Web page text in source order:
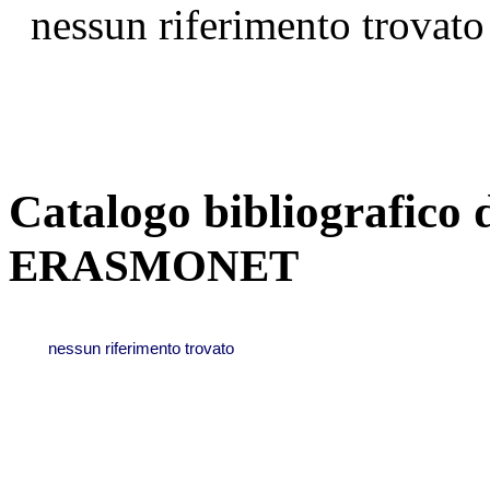
nessun riferimento trovato
Catalogo bibliografico
ERASMONET